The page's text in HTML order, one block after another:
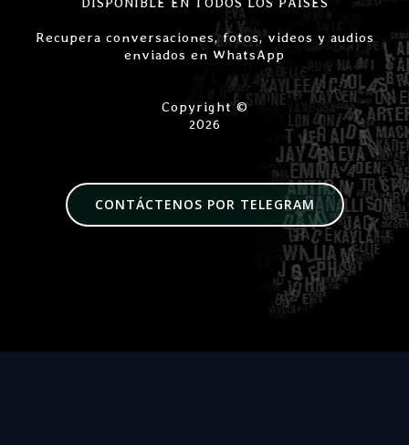
Recupera conversaciones, fotos, videos y audios
enviados en WhatsApp
Copyright ©
2026
CONTÁCTENOS POR TELEGRAM